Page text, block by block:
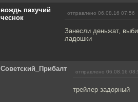
вождь пахучий
чеснок
отправлено 06.08.16 07:56
Занесли деньжат,
ладошки
Советский_Прибалт отправлено 06.08.16
трейлер задорный